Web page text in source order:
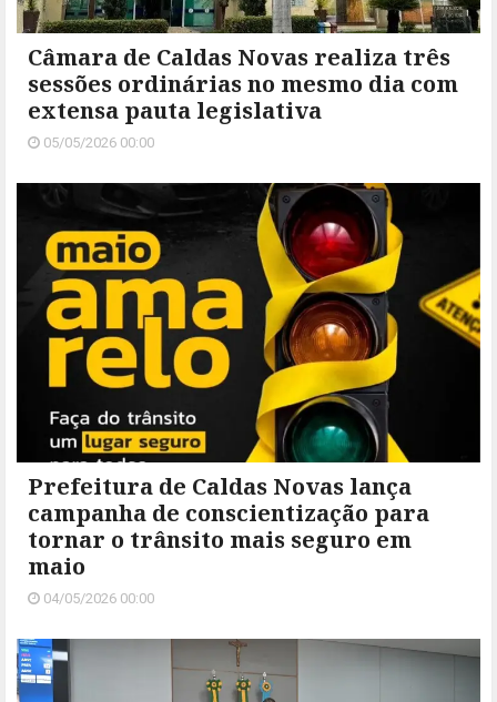
Câmara de Caldas Novas realiza três
sessões ordinárias no mesmo dia com
extensa pauta legislativa
05/05/2026 00:00
Prefeitura de Caldas Novas lança
campanha de conscientização para
tornar o trânsito mais seguro em
maio
04/05/2026 00:00